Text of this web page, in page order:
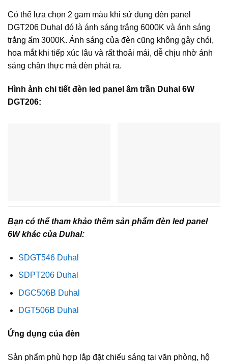
Có thể lựa chọn 2 gam màu khi sử dụng đèn panel
DGT206 Duhal đó là ánh sáng trắng 6000K và ánh sáng
trắng ấm 3000K. Ánh sáng của đèn cũng không gây chói,
hoa mắt khi tiếp xúc lâu và rất thoải mái, dễ chịu nhờ ánh
sáng chân thực mà đèn phát ra.
Hình ảnh chi tiết đèn led panel âm trần Duhal 6W
DGT206:
Bạn có thể tham khảo thêm sản phẩm đèn led panel
6W khác của Duhal:
SDGT546 Duhal
SDPT206 Duhal
DGC506B Duhal
DGT506B Duhal
Ứng dụng của đèn
Sản phẩm phù hợp lắp đặt chiếu sáng tại văn phòng, hộ